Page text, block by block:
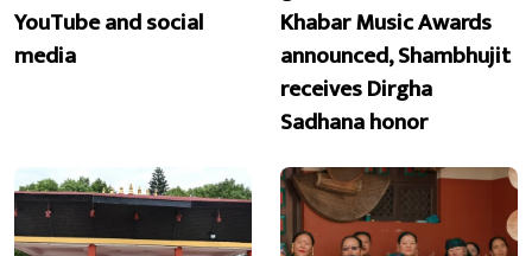
YouTube and social
media
Khabar Music Awards
announced, Shambhujit
receives Dirgha
Sadhana honor